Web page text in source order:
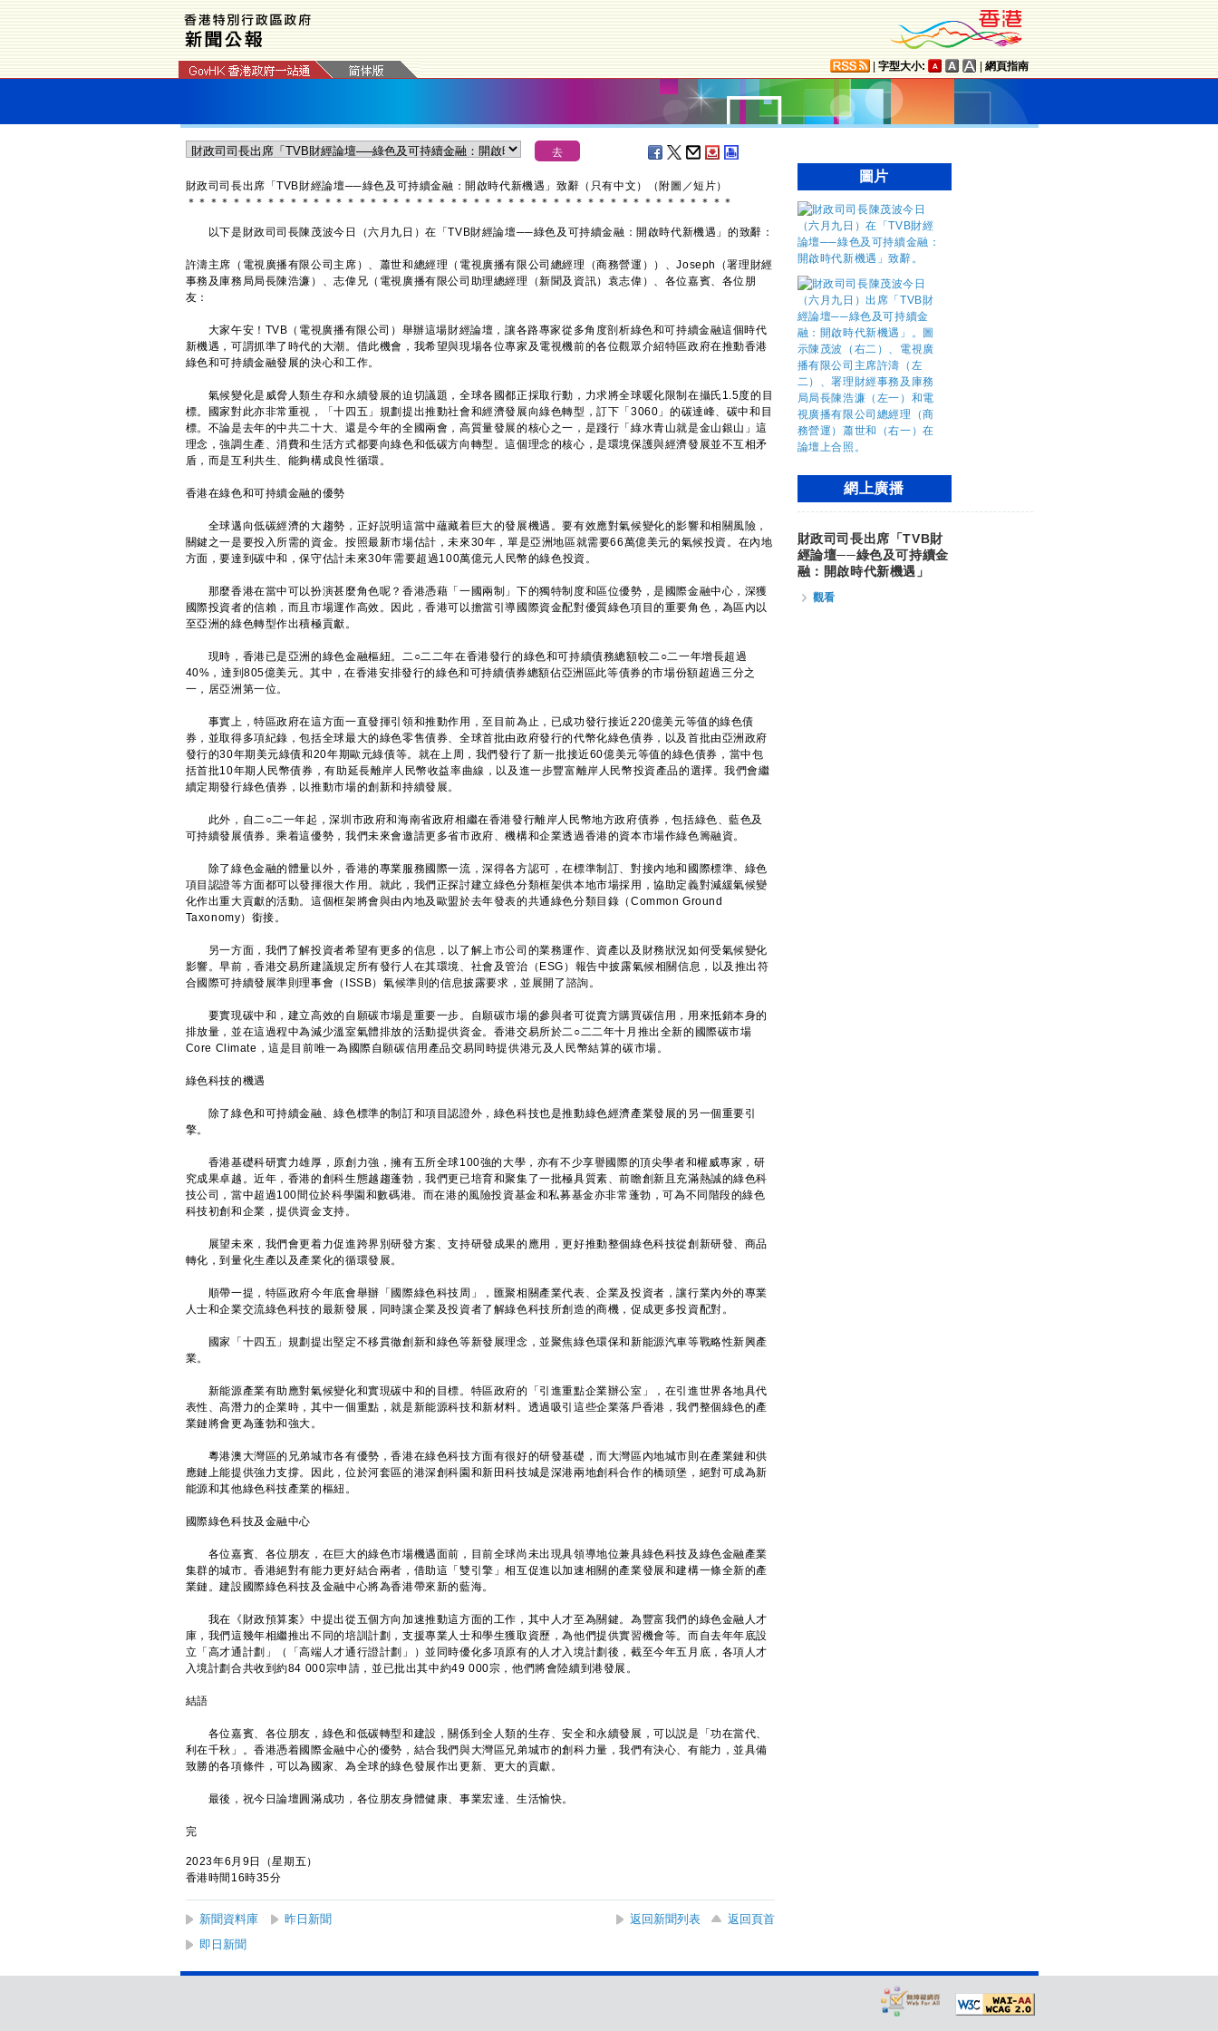
字型大小: 網頁指南
財政司司長出席「TVB財經論壇──綠色及可持續金融：開啟時代新機遇」致辭（只有中文）（附圖／短片）
＊ ＊ ＊ ＊ ＊ ＊ ＊ ＊ ＊ ＊ ＊ ＊ ＊ ＊ ＊ ＊ ＊ ＊ ＊ ＊ ＊ ＊ ＊ ＊ ＊ ＊ ＊ ＊ ＊ ＊ ＊ ＊ ＊ ＊ ＊ ＊ ＊ ＊ ＊ ＊ ＊ ＊ ＊ ＊ ＊ ＊ ＊ ＊
以下是財政司司長陳茂波今日（六月九日）在「TVB財經論壇──綠色及可持續金融：開啟時代新機遇」的致辭：
許濤主席（電視廣播有限公司主席）、蕭世和總經理（電視廣播有限公司總經理（商務營運））、Joseph（署理財經
事務及庫務局局長陳浩濂）、志偉兄（電視廣播有限公司助理總經理（新聞及資訊）袁志偉）、各位嘉賓、各位朋
友：
大家午安！TVB（電視廣播有限公司）舉辦這場財經論壇，讓各路專家從多角度剖析綠色和可持續金融這個時代
新機遇，可謂抓準了時代的大潮。借此機會，我希望與現場各位專家及電視機前的各位觀眾介紹特區政府在推動香港
綠色和可持續金融發展的決心和工作。
氣候變化是威脅人類生存和永續發展的迫切議題，全球各國都正採取行動，力求將全球暖化限制在攝氏1.5度的目
標。國家對此亦非常重視，「十四五」規劃提出推動社會和經濟發展向綠色轉型，訂下「3060」的碳達峰、碳中和目
標。不論是去年的中共二十大、還是今年的全國兩會，高質量發展的核心之一，是踐行「綠水青山就是金山銀山」這
理念，強調生產、消費和生活方式都要向綠色和低碳方向轉型。這個理念的核心，是環境保護與經濟發展並不互相矛
盾，而是互利共生、能夠構成良性循環。
香港在綠色和可持續金融的優勢
全球邁向低碳經濟的大趨勢，正好説明這當中蘊藏着巨大的發展機遇。要有效應對氣候變化的影響和相關風險，
關鍵之一是要投入所需的資金。按照最新市場估計，未來30年，單是亞洲地區就需要66萬億美元的氣候投資。在內地
方面，要達到碳中和，保守估計未來30年需要超過100萬億元人民幣的綠色投資。
那麼香港在當中可以扮演甚麼角色呢？香港憑藉「一國兩制」下的獨特制度和區位優勢，是國際金融中心，深獲
國際投資者的信賴，而且市場運作高效。因此，香港可以擔當引導國際資金配對優質綠色項目的重要角色，為區內以
至亞洲的綠色轉型作出積極貢獻。
現時，香港已是亞洲的綠色金融樞紐。二○二二年在香港發行的綠色和可持續債務總額較二○二一年增長超過
40%，達到805億美元。其中，在香港安排發行的綠色和可持續債券總額佔亞洲區此等債券的市場份額超過三分之
一，居亞洲第一位。
事實上，特區政府在這方面一直發揮引領和推動作用，至目前為止，已成功發行接近220億美元等值的綠色債
券，並取得多項紀錄，包括全球最大的綠色零售債券、全球首批由政府發行的代幣化綠色債券，以及首批由亞洲政府
發行的30年期美元綠債和20年期歐元綠債等。就在上周，我們發行了新一批接近60億美元等值的綠色債券，當中包
括首批10年期人民幣債券，有助延長離岸人民幣收益率曲線，以及進一步豐富離岸人民幣投資產品的選擇。我們會繼
續定期發行綠色債券，以推動市場的創新和持續發展。
此外，自二○二一年起，深圳市政府和海南省政府相繼在香港發行離岸人民幣地方政府債券，包括綠色、藍色及
可持續發展債券。乘着這優勢，我們未來會邀請更多省市政府、機構和企業透過香港的資本市場作綠色籌融資。
除了綠色金融的體量以外，香港的專業服務國際一流，深得各方認可，在標準制訂、對接內地和國際標準、綠色
項目認證等方面都可以發揮很大作用。就此，我們正探討建立綠色分類框架供本地市場採用，協助定義對減緩氣候變
化作出重大貢獻的活動。這個框架將會與由內地及歐盟於去年發表的共通綠色分類目錄（Common Ground
Taxonomy）銜接。
另一方面，我們了解投資者希望有更多的信息，以了解上市公司的業務運作、資產以及財務狀況如何受氣候變化
影響。早前，香港交易所建議規定所有發行人在其環境、社會及管治（ESG）報告中披露氣候相關信息，以及推出符
合國際可持續發展準則理事會（ISSB）氣候準則的信息披露要求，並展開了諮詢。
要實現碳中和，建立高效的自願碳市場是重要一步。自願碳市場的參與者可從賣方購買碳信用，用來抵銷本身的
排放量，並在這過程中為減少溫室氣體排放的活動提供資金。香港交易所於二○二二年十月推出全新的國際碳市場
Core Climate，這是目前唯一為國際自願碳信用產品交易同時提供港元及人民幣結算的碳市場。
綠色科技的機遇
除了綠色和可持續金融、綠色標準的制訂和項目認證外，綠色科技也是推動綠色經濟產業發展的另一個重要引
擎。
香港基礎科研實力雄厚，原創力強，擁有五所全球100強的大學，亦有不少享譽國際的頂尖學者和權威專家，研
究成果卓越。近年，香港的創科生態越趨蓬勃，我們更已培育和聚集了一批極具質素、前瞻創新且充滿熱誠的綠色科
技公司，當中超過100間位於科學園和數碼港。而在港的風險投資基金和私募基金亦非常蓬勃，可為不同階段的綠色
科技初創和企業，提供資金支持。
展望未來，我們會更着力促進跨界別研發方案、支持研發成果的應用，更好推動整個綠色科技從創新研發、商品
轉化，到量化生產以及產業化的循環發展。
順帶一提，特區政府今年底會舉辦「國際綠色科技周」，匯聚相關產業代表、企業及投資者，讓行業內外的專業
人士和企業交流綠色科技的最新發展，同時讓企業及投資者了解綠色科技所創造的商機，促成更多投資配對。
國家「十四五」規劃提出堅定不移貫徹創新和綠色等新發展理念，並聚焦綠色環保和新能源汽車等戰略性新興產
業。
新能源產業有助應對氣候變化和實現碳中和的目標。特區政府的「引進重點企業辦公室」，在引進世界各地具代
表性、高潛力的企業時，其中一個重點，就是新能源科技和新材料。透過吸引這些企業落戶香港，我們整個綠色的產
業鏈將會更為蓬勃和強大。
粵港澳大灣區的兄弟城市各有優勢，香港在綠色科技方面有很好的研發基礎，而大灣區內地城市則在產業鏈和供
應鏈上能提供強力支撐。因此，位於河套區的港深創科園和新田科技城是深港兩地創科合作的橋頭堡，絕對可成為新
能源和其他綠色科技產業的樞紐。
國際綠色科技及金融中心
各位嘉賓、各位朋友，在巨大的綠色市場機遇面前，目前全球尚未出現具領導地位兼具綠色科技及綠色金融產業
集群的城市。香港絕對有能力更好結合兩者，借助這「雙引擎」相互促進以加速相關的產業發展和建構一條全新的產
業鏈。建設國際綠色科技及金融中心將為香港帶來新的藍海。
我在《財政預算案》中提出從五個方向加速推動這方面的工作，其中人才至為關鍵。為豐富我們的綠色金融人才
庫，我們這幾年相繼推出不同的培訓計劃，支援專業人士和學生獲取資歷，為他們提供實習機會等。而自去年年底設
立「高才通計劃」（「高端人才通行證計劃」）並同時優化多項原有的人才入境計劃後，截至今年五月底，各項人才
入境計劃合共收到約84 000宗申請，並已批出其中約49 000宗，他們將會陸續到港發展。
結語
各位嘉賓、各位朋友，綠色和低碳轉型和建設，關係到全人類的生存、安全和永續發展，可以説是「功在當代、
利在千秋」。香港憑着國際金融中心的優勢，結合我們與大灣區兄弟城市的創科力量，我們有決心、有能力，並具備
致勝的各項條件，可以為國家、為全球的綠色發展作出更新、更大的貢獻。
最後，祝今日論壇圓滿成功，各位朋友身體健康、事業宏達、生活愉快。
完
2023年6月9日（星期五）
香港時間16時35分
新聞資料庫 昨日新聞 返回新聞列表
返回頁首
即日新聞
圖片
網上廣播
財政司司長出席「TVB財
經論壇──綠色及可持續金
融：開啟時代新機遇」
觀看